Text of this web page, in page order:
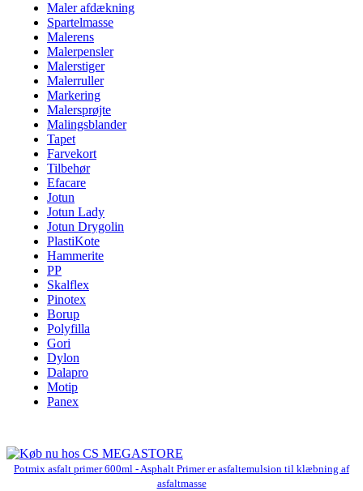
Maler afdækning
Spartelmasse
Malerens
Malerpensler
Malerstiger
Malerruller
Markering
Malersprøjte
Malingsblander
Tapet
Farvekort
Tilbehør
Efacare
Jotun
Jotun Lady
Jotun Drygolin
PlastiKote
Hammerite
PP
Skalflex
Pinotex
Borup
Polyfilla
Gori
Dylon
Dalapro
Motip
Panex
Potmix asfalt primer 600ml - Asphalt Primer er asfaltemulsion til klæbning af
asfaltmasse